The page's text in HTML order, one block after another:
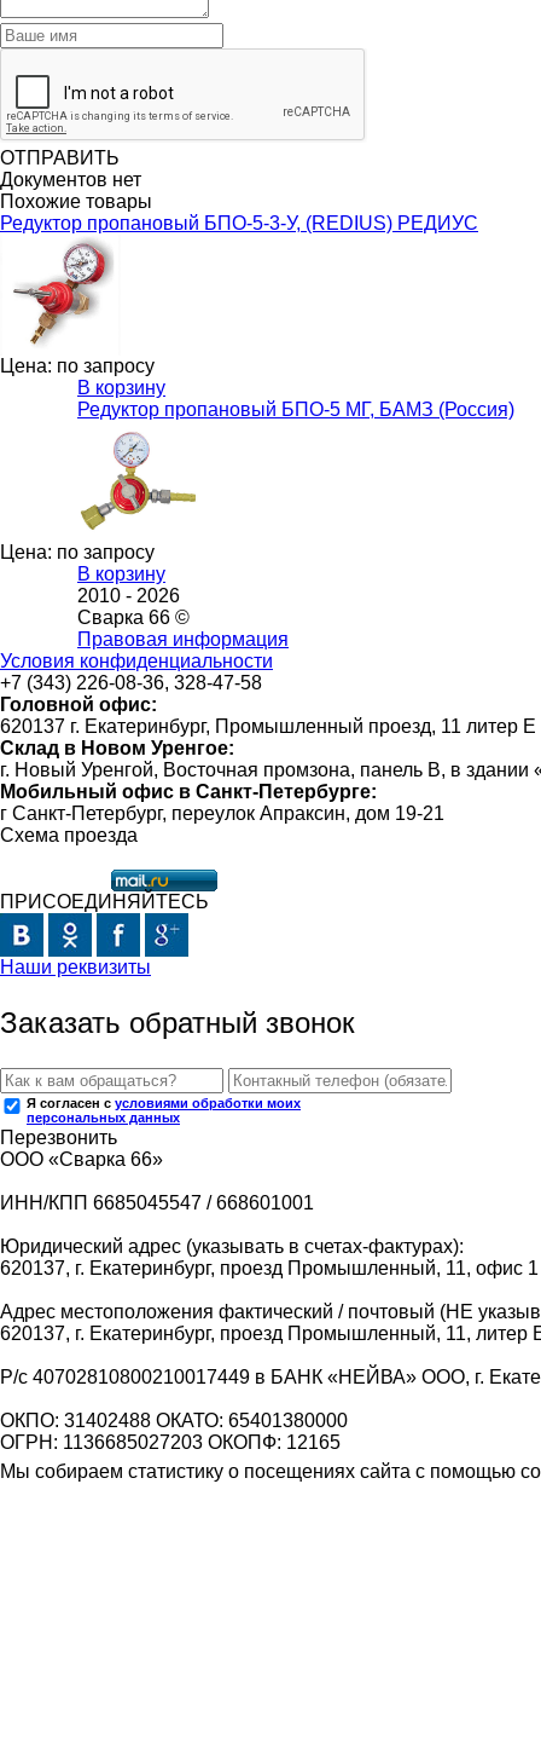
ОТПРАВИТЬ
Документов нет
Похожие товары
Редуктор пропановый БПО-5-3-У, (REDIUS) РЕДИУС
Цена: по запросу
В корзину
Редуктор пропановый БПО-5 МГ, БАМЗ (Россия)
Цена: по запросу
В корзину
2010 - 2026
Сварка 66 ©
Правовая информация
Условия конфиденциальности
+7 (343) 226-08-36, 328-47-58
Головной офис:
620137 г. Екатеринбург, Промышленный проезд, 11 литер Е
Склад в Новом Уренгое:
г. Новый Уренгой, Восточная промзона, панель В, в
Мобильный офис в Санкт-Петербурге:
г Санкт-Петербург, переулок Апраксин, дом 19-21
Схема проезда
ПРИСОЕДИНЯЙТЕСЬ
Наши реквизиты
Заказать обратный звонок
Я согласен с условиями обработки моих
персональных данных
Перезвонить
ООО «Сварка 66»
ИНН/КПП 6685045547 / 668601001
Юридический адрес (указывать в счетах-фактурах):
620137, г. Екатеринбург, проезд Промышленный, 11, офис 1
Адрес местоположения фактический / почтовый (НЕ
620137, г. Екатеринбург, проезд Промышленный, 11, литер
Р/с 40702810800210017449 в БАНК «НЕЙВА» ООО, г.
ОКПО: 31402488 ОКАТО: 65401380000
ОГРН: 1136685027203 ОКОПФ: 12165
Мы собираем статистику о посещениях сайта с помощью